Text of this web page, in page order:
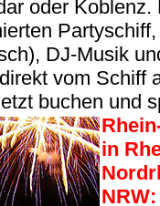
oder Koblenz.
DJ-Musik
vom Schiff
buchen und
in
NRW: